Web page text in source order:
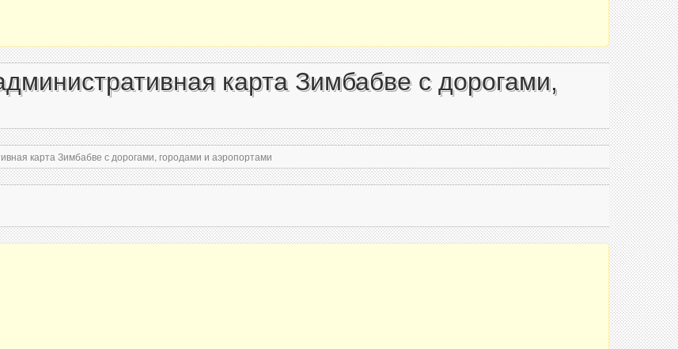
карта Зимбабве с дорогами,
карта Зимбабве с дорогами, городами и аэропортами